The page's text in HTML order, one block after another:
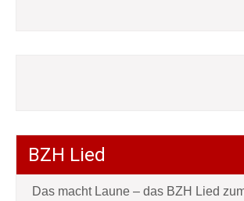
BZH Lied
Das macht Laune – das BZH Lied